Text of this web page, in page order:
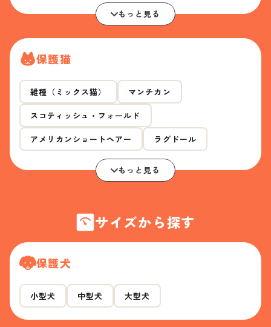
もっと見る
保護猫
雑種（ミックス猫） マンチカン
スコティッシュ・フォールド
アメリカンショートヘアー ラグドール
もっと見る
サイズから探す
保護犬
小型犬 中型犬 大型犬